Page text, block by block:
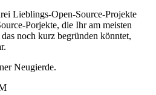
Lieblings-Open-Source-Projekte
Porjekte, die Ihr am meisten
noch kurz begründen könntet,
Neugierde.